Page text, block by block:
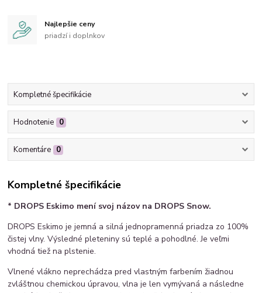
Najlepšie ceny
priadzí i doplnkov
Kompletné špecifikácie
Hodnotenie 0
Komentáre 0
Kompletné špecifikácie
* DROPS Eskimo mení svoj názov na DROPS Snow.
DROPS Eskimo je jemná a silná jednopramenná priadza zo 100%
čistej vlny. Výsledné pleteniny sú teplé a pohodlné. Je veľmi
vhodná tiež na plstenie.
Vlnené vlákno neprechádza pred vlastným farbením žiadnou
zvláštnou chemickou úpravou, vlna je len vymývaná a následne